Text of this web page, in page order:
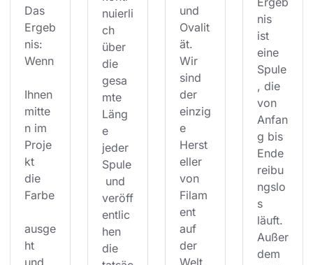
Das
Ergeb
nis:
Wenn
Ihnen
mitte
n im
Proje
kt
die
Farbe
ausge
ht
nuierli
ch
über
die
gesa
mte
Läng
e
jeder
Spule
und
veröff
entlic
hen
die
und
Ovalit
ät.
Wir
sind
der
einzig
e
Herst
eller
von
Filam
ent
auf
der
nis
ist
eine
Spule
, die
von
Anfan
g bis
Ende
reibu
ngslo
s
läuft.
Außer
dem